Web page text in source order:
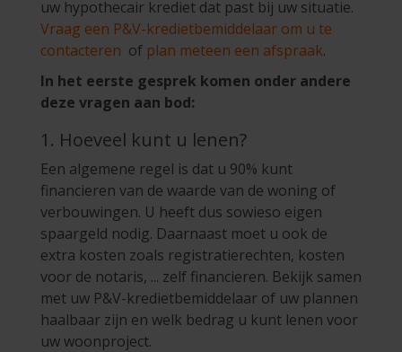
uw hypothecair krediet dat past bij uw situatie.
Vraag een P&V-kredietbemiddelaar om u te
contacteren of plan meteen een afspraak.
In het eerste gesprek komen onder andere
deze vragen aan bod:
1. Hoeveel kunt u lenen?
Een algemene regel is dat u 90% kunt
financieren van de waarde van de woning of
verbouwingen. U heeft dus sowieso eigen
spaargeld nodig. Daarnaast moet u ook de
extra kosten zoals registratierechten, kosten
voor de notaris, ... zelf financieren. Bekijk samen
met uw P&V-kredietbemiddelaar of uw plannen
haalbaar zijn en welk bedrag u kunt lenen voor
uw woonproject.